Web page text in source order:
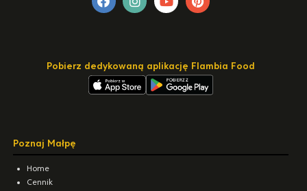
Pobierz dedykowaną aplikację Flambia Food
Poznaj Małpę
Home
Cennik